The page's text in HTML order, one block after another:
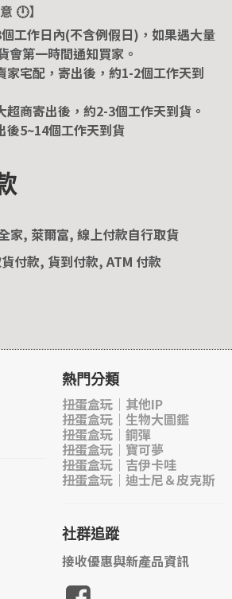
🕛】
工作日內(不含例假日)，如果遇大量
會第一時間通知買家。
家宅配，寄出後，約1-2個工作天到
商寄出後，約2-3個工作天到貨。
後5~14個工作天到貨
家, 萊爾富, 線上付款自行取貨
付款, 貨到付款, ATM 付款
熱門分類
扭蛋盒玩｜其他IP
扭蛋盒玩｜生物大圖鑑
扭蛋盒玩｜鋼彈
扭蛋盒玩｜寶可夢
扭蛋盒玩｜吉伊卡哇
扭蛋盒玩｜迪士尼＆皮克斯
社群追蹤
接收優惠與新產品資訊